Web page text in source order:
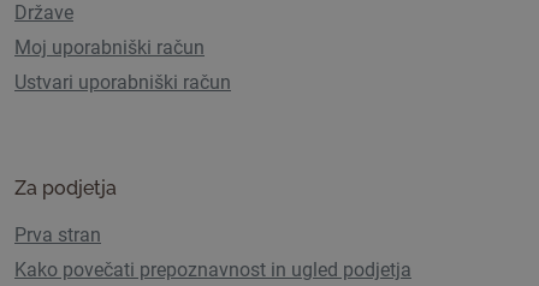
Države
Moj uporabniški račun
Ustvari uporabniški račun
Za podjetja
Prva stran
Kako povečati prepoznavnost in ugled podjetja